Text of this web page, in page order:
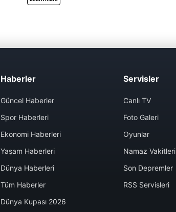
Haberler
Güncel Haberler
Spor Haberleri
Ekonomi Haberleri
Yaşam Haberleri
Dünya Haberleri
Tüm Haberler
Dünya Kupası 2026
Servisler
Canlı TV
Foto Galeri
Oyunlar
Namaz Vakitleri
Son Depremler
RSS Servisleri